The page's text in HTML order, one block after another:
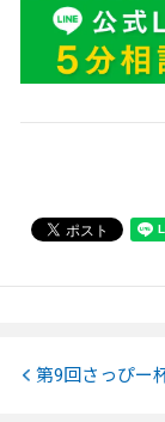
第9回さっぴー